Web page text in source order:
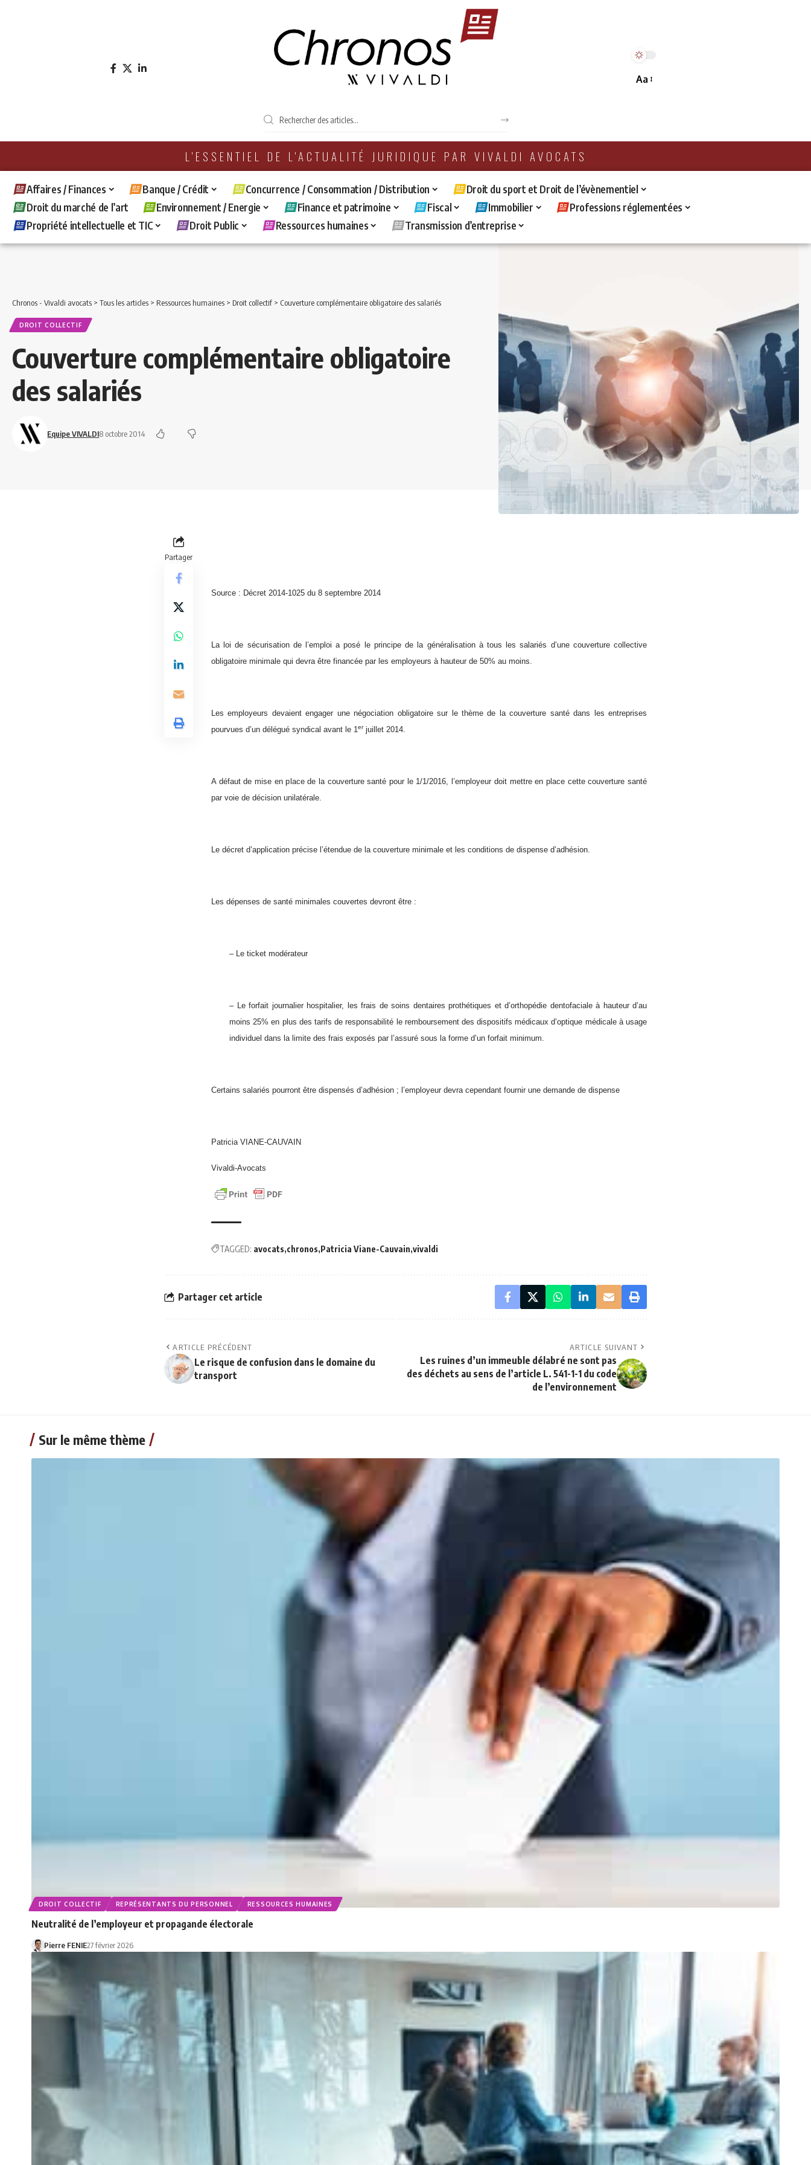
Aa
L'ESSENTIEL DE L'ACTUALITÉ JURIDIQUE PAR VIVALDI AVOCATS
Affaires / Finances Banque / Crédit Concurrence / Consommation / Distribution
Droit du sport et Droit de l’évènementiel
Droit du marché de l’art
Environnement / Energie Finance et patrimoine Fiscal Immobilier
Professions réglementées
Propriété intellectuelle et TIC
Droit Public Ressources humaines Transmission d’entreprise
Chronos - Vivaldi avocats > Tous les articles > Ressources humaines > Droit collectif > Couverture complémentaire obligatoire des salariés
DROIT COLLECTIF
Couverture complémentaire obligatoire
des salariés
Equipe VIVALDI8 octobre 2014
Partager
Source : Décret 2014-1025 du 8 septembre 2014
La loi de sécurisation de l’emploi a posé le principe de la généralisation à tous les salariés d’une couverture collective
obligatoire minimale qui devra être financée par les employeurs à hauteur de 50% au moins.
Les employeurs devaient engager une négociation obligatoire sur le thème de la couverture santé dans les entreprises
pourvues d’un délégué syndical avant le 1erjuillet 2014.
A défaut de mise en place de la couverture santé pour le 1/1/2016, l’employeur doit mettre en place cette couverture santé
par voie de décision unilatérale.
Le décret d’application précise l’étendue de la couverture minimale et les conditions de dispense d’adhésion.
Les dépenses de santé minimales couvertes devront être :
– Le ticket modérateur
– Le forfait journalier hospitalier, les frais de soins dentaires prothétiques et d’orthopédie dentofaciale à hauteur d’au
moins 25% en plus des tarifs de responsabilité le remboursement des dispositifs médicaux d’optique médicale à usage
individuel dans la limite des frais exposés par l’assuré sous la forme d’un forfait minimum.
Certains salariés pourront être dispensés d’adhésion ; l’employeur devra cependant fournir une demande de dispense
Patricia VIANE-CAUVAIN
Vivaldi-Avocats
TAGGED: avocats chronos Patricia Viane-Cauvain vivaldi
Partager cet article
ARTICLE PRÉCÉDENT
Le risque de confusion dans le domaine du
transport
ARTICLE SUIVANT
Les ruines d’un immeuble délabré ne sont pas
des déchets au sens de l’article L. 541-1-1 du code
de l’environnement
Sur le même thème
DROIT COLLECTIF REPRÉSENTANTS DU PERSONNEL RESSOURCES HUMAINES
Neutralité de l’employeur et propagande électorale
Pierre FENIE27 février 2026